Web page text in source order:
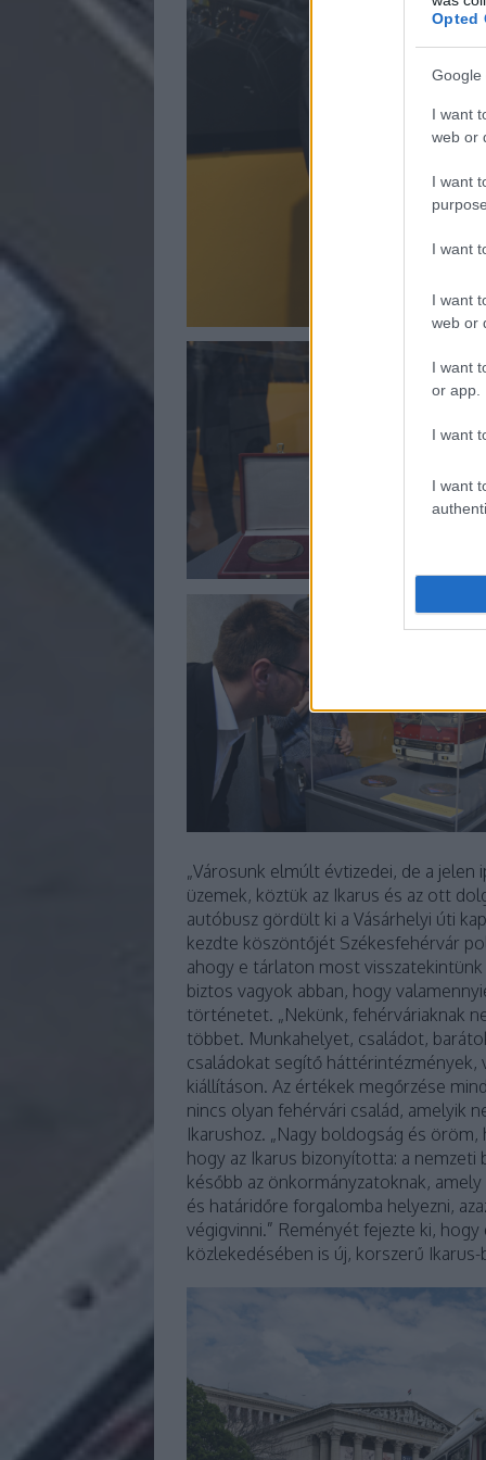
Opted
Google
I want
web or
I want
I want
I want
web or
I want
or app.
I want
I want
„Városunk elmúlt évtizedei, de a
üzemek, köztük az Ikarus és az ott
autóbusz gördült ki a Vásárhelyi úti
kezdte köszöntőjét Székesfehérvár
ahogy e tárlaton most
biztos vagyok abban, hogy
történetet. „Nekünk, fehérváriaknak
többet. Munkahelyet, családot,
családokat segítő háttérintézmények,
kiállításon. Az értékek megőrzése
nincs olyan fehérvári család, amelyik
Ikarushoz. „Nagy boldogság és
hogy az Ikarus bizonyította: a
később az önkormányzatoknak,
és határidőre forgalomba helyezni,
végigvinni.” Reményét fejezte ki,
közlekedésében is új, korszerű